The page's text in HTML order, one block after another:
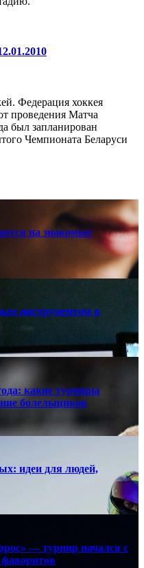
Федерация хоккея
проведения Матча
был запланирован
Чемпионата Беларуси
на знакомые
инструментом в
какие турниры
болельщиков
идеи для людей,
— турнир начался с
фаворитов